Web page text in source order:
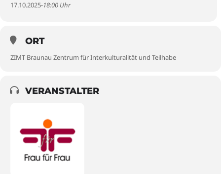
17.10.2025-18:00 Uhr
ORT
ZIMT Braunau Zentrum für Interkulturalität und Teilhabe
VERANSTALTER